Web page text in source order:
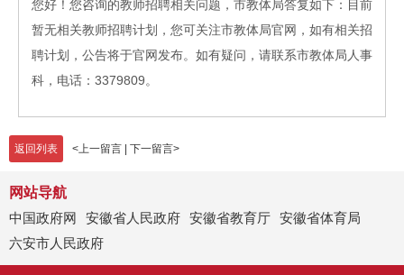
您好！您咨询的教师招聘相关问题，市教体局答复如下：目前
暂无相关教师招聘计划，您可关注市教体局官网，如有相关招
聘计划，公告将于官网发布。如有疑问，请联系市教体局人事
科，电话：3379809。
返回列表 < 上一留言 | 下一留言>
网站导航
中国政府网
安徽省人民政府 安徽省教育厅 安徽省体育局
六安市人民政府